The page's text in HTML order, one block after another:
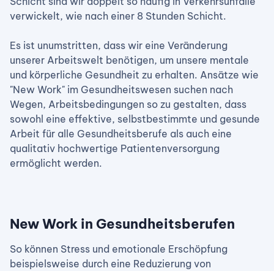
verwickelt, wie nach einer 8 Stunden Schicht.
Es ist unumstritten, dass wir eine Veränderung
unserer Arbeitswelt benötigen, um unsere mentale
und körperliche Gesundheit zu erhalten. Ansätze wie
"New Work" im Gesundheitswesen suchen nach
Wegen, Arbeitsbedingungen so zu gestalten, dass
sowohl eine effektive, selbstbestimmte und gesunde
Arbeit für alle Gesundheitsberufe als auch eine
qualitativ hochwertige Patientenversorgung
ermöglicht werden.
New Work in Gesundheitsberufen
So können Stress und emotionale Erschöpfung
beispielsweise durch eine Reduzierung von